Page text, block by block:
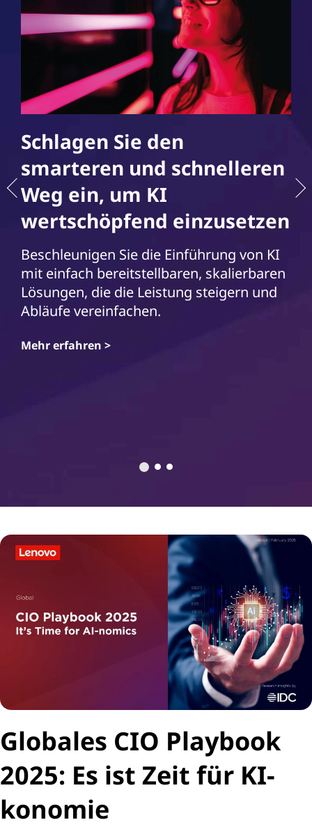
Schlagen Sie den
smarteren und schnelleren
Weg ein, um KI
wertschöpfend einzusetzen
Beschleunigen Sie die Einführung von KI
mit einfach bereitstellbaren, skalierbaren
Lösungen, die die Leistung steigern und
Abläufe vereinfachen.
Mehr erfahren >
Globales CIO Playbook
2025: Es ist Zeit für KI-
konomie